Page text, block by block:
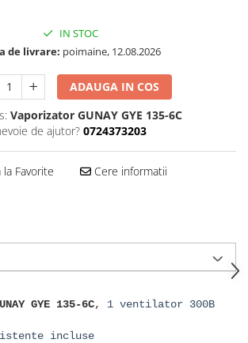
IN STOC
de livrare: poimaine, 12.08.2026
ADAUGA IN COS
Vaporizator GUNAY GYE 135-6C
de ajutor? 0724373203
Favorite Cere informatii
GYE 135-6C, 1 ventilator 300B
incluse